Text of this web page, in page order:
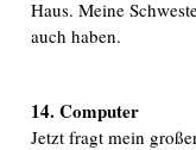
Haus. Meine
auch haben.
14. Computer
Jetzt fragt mein